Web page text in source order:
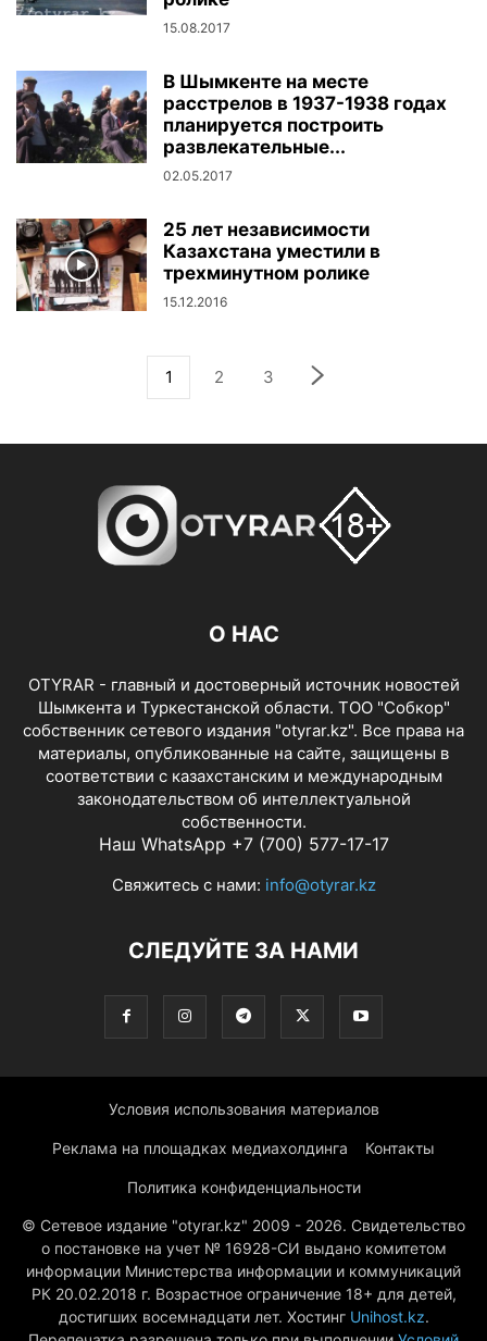
15.08.2017
В Шымкенте на месте
расстрелов в 1937-1938 годах
планируется построить
развлекательные...
02.05.2017
25 лет независимости
Казахстана уместили в
трехминутном ролике
15.12.2016
1 2 3
О НАС
OTYRAR - главный и достоверный источник новостей
Шымкента и Туркестанской области. ТОО "Собкор"
собственник сетевого издания "otyrar.kz". Все права на
материалы, опубликованные на сайте, защищены в
соответствии с казахстанским и международным
законодательством об интеллектуальной
собственности.
Наш WhatsApp +7 (700) 577-17-17
Свяжитесь с нами: info@otyrar.kz
СЛЕДУЙТЕ ЗА НАМИ
Условия использования материалов
Реклама на площадках медиахолдинга Контакты
Политика конфиденциальности
© Сетевое издание "otyrar.kz" 2009 - 2026. Свидетельство
о постановке на учет № 16928-СИ выдано комитетом
информации Министерства информации и коммуникаций
РК 20.02.2018 г. Возрастное ограничение 18+ для детей,
достигших восемнадцати лет. Хостинг Unihost.kz.